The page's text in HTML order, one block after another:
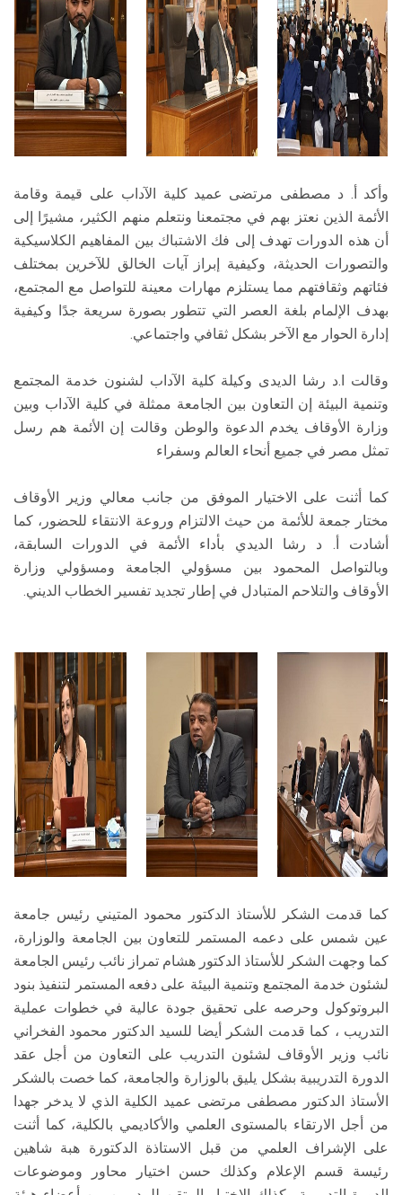
وأكد أ. د مصطفى مرتضى عميد كلية الآداب على قيمة وقامة
الأئمة الذين نعتز بهم في مجتمعنا ونتعلم منهم الكثير، مشيرًا إلى
أن هذه الدورات تهدف إلى فك الاشتباك بين المفاهيم الكلاسيكية
والتصورات الحديثة، وكيفية إبراز آيات الخالق للآخرين بمختلف
فئاتهم وثقافتهم مما يستلزم مهارات معينة للتواصل مع المجتمع،
بهدف الإلمام بلغة العصر التي تتطور بصورة سريعة جدًا وكيفية
إدارة الحوار مع الآخر بشكل ثقافي واجتماعي.
وقالت ا.د رشا الديدى وكيلة كلية الآداب لشنون خدمة المجتمع
وتنمية البيئة إن التعاون بين الجامعة ممثلة في كلية الآداب وبين
وزارة الأوقاف يخدم الدعوة والوطن وقالت إن الأئمة هم رسل
تمثل مصر في جميع أنحاء العالم وسفراء
كما أثنت على الاختيار الموفق من جانب معالي وزير الأوقاف
مختار جمعة للأئمة من حيث الالتزام وروعة الانتقاء للحضور، كما
أشادت أ. د رشا الديدي بأداء الأئمة في الدورات السابقة،
وبالتواصل المحمود بين مسؤولي الجامعة ومسؤولي وزارة
الأوقاف والتلاحم المتبادل في إطار تجديد تفسير الخطاب الديني.
كما قدمت الشكر للأستاذ الدكتور محمود المتيني رئيس جامعة
عين شمس على دعمه المستمر للتعاون بين الجامعة والوزارة،
كما وجهت الشكر للأستاذ الدكتور هشام تمراز نائب رئيس الجامعة
لشئون خدمة المجتمع وتنمية البيئة على دفعه المستمر لتنفيذ بنود
البروتوكول وحرصه على تحقيق جودة عالية في خطوات عملية
التدريب ، كما قدمت الشكر أيضا للسيد الدكتور محمود الفخراني
نائب وزير الأوقاف لشئون التدريب على التعاون من أجل عقد
الدورة التدريبية بشكل يليق بالوزارة والجامعة، كما خصت بالشكر
الأستاذ الدكتور مصطفى مرتضى عميد الكلية الذي لا يدخر جهدا
من أجل الارتقاء بالمستوى العلمي والأكاديمي بالكلية، كما أثنت
على الإشراف العلمي من قبل الاستاذة الدكتورة هبة شاهين
رئيسة قسم الإعلام وكذلك حسن اختيار محاور وموضوعات